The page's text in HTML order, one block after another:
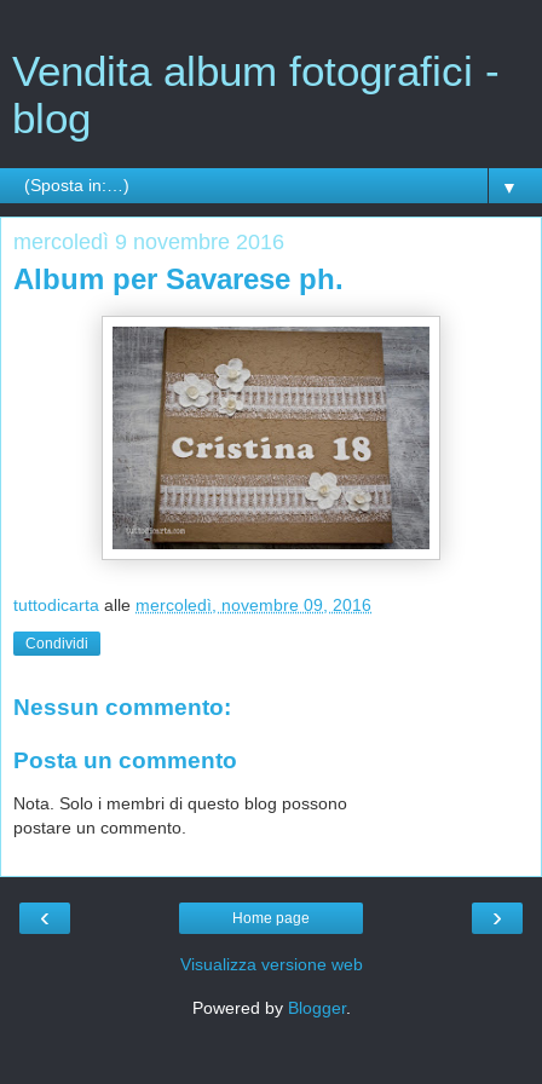
Vendita album fotografici -
blog
▼
mercoledì 9 novembre 2016
Album per Savarese ph.
tuttodicarta alle mercoledì, novembre 09, 2016
Condividi
Nessun commento:
Posta un commento
Nota. Solo i membri di questo blog possono
postare un commento.
‹ ›
Home page
Visualizza versione web
Powered by Blogger.